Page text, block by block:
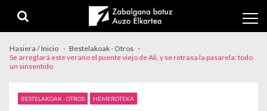
Hasiera / Inicio
Bestelakoak - Otros
Se arreglará este verano el puente viejo de Ali, y se retrasa la pasarela: todo
un sinsentido
BESTELAKOAK - OTROS HEMEROTEKA